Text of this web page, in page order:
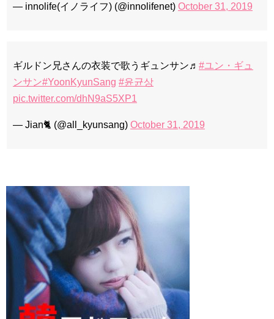
— innolife(イノライフ) (@innolifenet) October 31, 2019
ギルドン兄さんの衣装で歌うギュンサン♬ #ユン・ギュ
ンサン#YoonKyunSang #윤균상
pic.twitter.com/dhN9aS5XP1
— Jian🐈 (@all_kyunsang) October 31, 2019